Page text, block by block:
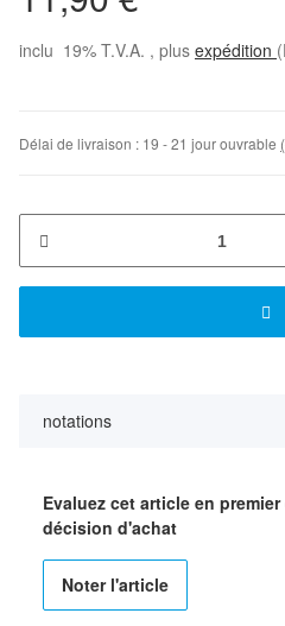
inclu 19% T.V.A. , plus expédition
Délai de livraison : 19 - 21 jour ouvrable
notations
Evaluez cet article en
décision d'achat
Noter l'article